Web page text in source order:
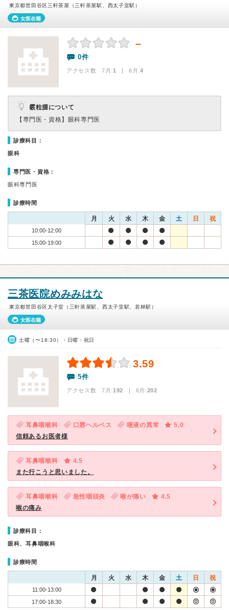
東京都世田谷区三軒茶屋（三軒茶屋駅、西太子堂駅）
女医在籍
－
0件
アクセス数 7月:1 | 6月:4
霰粒腫について
【専門医・資格】 眼科専門医
診療科目：
眼科
専門医・資格：
眼科専門医
診療時間
月 火 水 木 金 土 日 祝
10:00-12:00
15:00-19:00
三茶医院めみみはな
東京都世田谷区太子堂（三軒茶屋駅、西太子堂駅、若林駅）
女医在籍
土曜（〜18:30）・日曜・祝日
3.59
5件
アクセス数 7月:192 | 6月:202
耳鼻咽喉科 口唇ヘルペス 唾液の異常
5.0
信頼あるお医者様
耳鼻咽喉科
4.5
また行こうと思いました。
耳鼻咽喉科 急性咽頭炎 喉が痛い
4.5
喉の痛み
診療科目：
眼科、耳鼻咽喉科
診療時間
月 火 水 木 金 土 日 祝
11:00-13:00
17:00-18:30